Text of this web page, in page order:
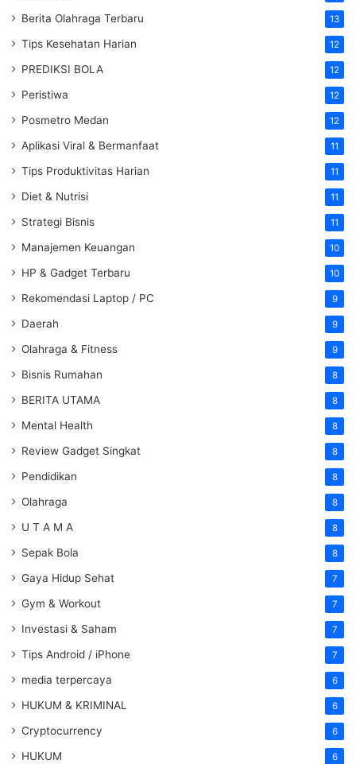
Berita Olahraga Terbaru 13
Tips Kesehatan Harian 12
PREDIKSI BOLA 12
Peristiwa 12
Posmetro Medan 12
Aplikasi Viral & Bermanfaat 11
Tips Produktivitas Harian 11
Diet & Nutrisi 11
Strategi Bisnis 11
Manajemen Keuangan 10
HP & Gadget Terbaru 10
Rekomendasi Laptop / PC 9
Daerah 9
Olahraga & Fitness 9
Bisnis Rumahan 8
BERITA UTAMA 8
Mental Health 8
Review Gadget Singkat 8
Pendidikan 8
Olahraga 8
U T A M A 8
Sepak Bola 8
Gaya Hidup Sehat 7
Gym & Workout 7
Investasi & Saham 7
Tips Android / iPhone 7
media terpercaya 6
HUKUM & KRIMINAL 6
Cryptocurrency 6
HUKUM 6